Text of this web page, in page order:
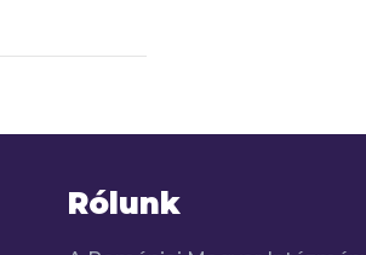
Rólunk